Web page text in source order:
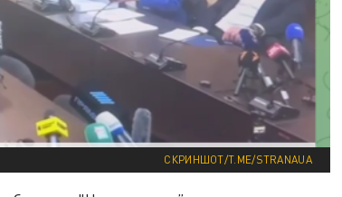
СКРИНШОТ/T.ME/STRANAUA